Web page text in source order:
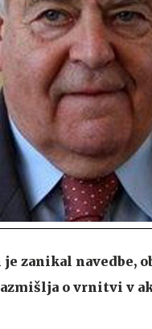
zanikal navedbe,
o vrnitvi v